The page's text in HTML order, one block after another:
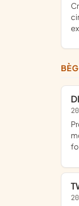
création, production et la diffusion d'œuvres audiovisuelles et cinématographiques à vocation culturelle et éducative ; promotion et vulgarisation de la culture
promouvoir la production et l'élaboration de projets audiovisuels et cinématographiques; assurer la production (production déléguée, exécutive) et la distribution par tous les